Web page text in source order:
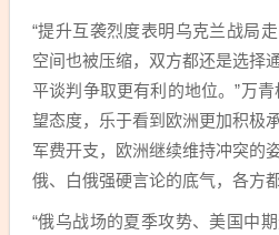
“提升互袭烈度表明乌克兰战局
空间也被压缩，双方都还是选择
平谈判争取更有利的地位。”万
望态度，乐于看到欧洲更加积极
军费开支，欧洲继续维持冲突的
俄、白俄强硬言论的底气，各方
“俄乌战场的夏季攻势、美国中